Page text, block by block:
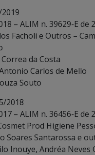
– ALIM n. 39629-E de
Facholi e Outros –
da Costa
Carlos de Mello
Souto
2018
– ALIM n. 36456-E de
Prod Higiene
Soares Santarossa e
Inouye, Andréa Neves